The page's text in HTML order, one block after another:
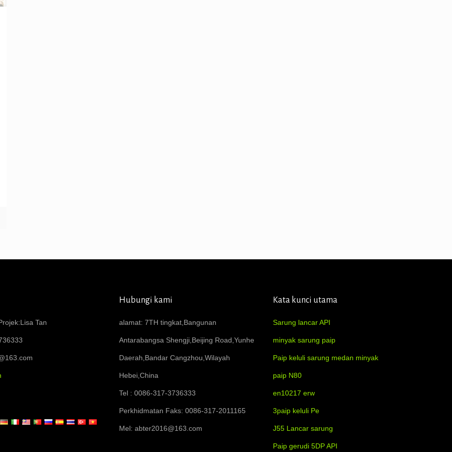
Tan
Hubungi kami
alamat: 7TH tingkat,Bangunan
Antarabangsa Shengji,Beijing Road,Yunhe
Daerah,Bandar Cangzhou,Wilayah
Hebei,China
Tel : 0086-317-3736333
Perkhidmatan Faks: 0086-317-2011165
Mel: abter2016@163.com
Kata kunci utama
Sarung lancar API
minyak sarung paip
Paip keluli sarung medan minyak
paip N80
en10217 erw
3paip keluli Pe
J55 Lancar sarung
Paip gerudi 5DP API